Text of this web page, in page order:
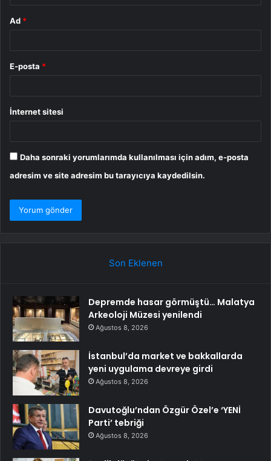
Ad *
E-posta *
İnternet sitesi
Daha sonraki yorumlarımda kullanılması için adım, e-posta
adresim ve site adresim bu tarayıcıya kaydedilsin.
Son Eklenen
Depremde hasar görmüştü… Malatya
Arkeoloji Müzesi yenilendi
Ağustos 8, 2026
İstanbul’da market ve bakkallarda
yeni uygulama devreye girdi
Ağustos 8, 2026
Davutoğlu’ndan Özgür Özel’e ‘YENİ
Parti’ tebriği
Ağustos 8, 2026